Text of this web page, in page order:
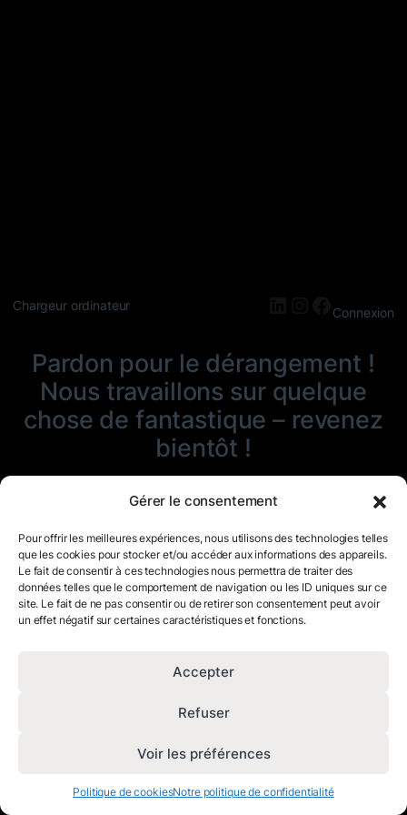
Gérer le consentement
Pour offrir les meilleures expériences, nous utilisons des technologies telles
que les cookies pour stocker et/ou accéder aux informations des appareils.
Le fait de consentir à ces technologies nous permettra de traiter des
données telles que le comportement de navigation ou les ID uniques sur ce
site. Le fait de ne pas consentir ou de retirer son consentement peut avoir
un effet négatif sur certaines caractéristiques et fonctions.
Accepter
Refuser
Voir les préférences
Politique de cookiesNotre politique de confidentialité
Chargeur ordinateur LinkedIn
Instagram
Connexion
Pardon pour le dérangement !
Nous travaillons sur quelque
chose de fantastique – revenez
bientôt !